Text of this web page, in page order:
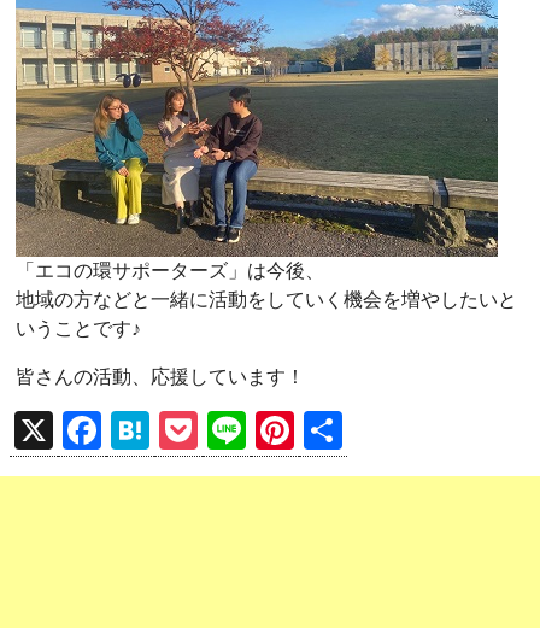
「エコの環サポーターズ」は今後、
地域の方などと一緒に活動をしていく機会を増やしたいと
いうことです♪
皆さんの活動、応援しています！
X
F
a
H
at
P
o
Li
n
Pi
nt 有